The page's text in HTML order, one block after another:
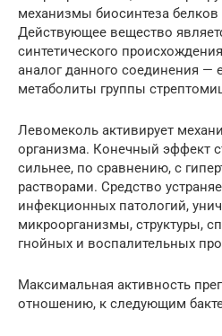
механизмы биосинтеза белков
Действующее вещество
синтетического
аналог данного соединения —
метаболиты группы
Левомеколь активирует
организма. Конечный эффект
сильнее, по сравнению, с
растворами. Средство
инфекционных патологий,
микроорганизмы, структуры,
гнойных и воспалительных
Максимальная активность
отношению, к следующим